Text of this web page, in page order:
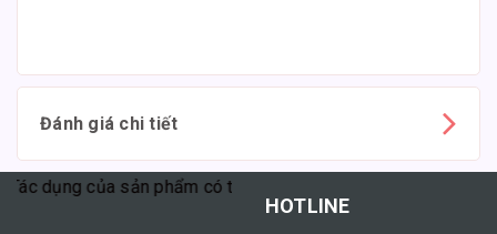
Đánh giá chi tiết
dụng của sản phẩm có thể tùy thuộc vào cơ địa mỗi người."
HOTLINE